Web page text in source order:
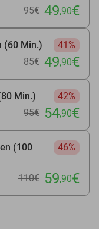
95€ 49,90€
(60 Min.)
41%
85€ 49,90€
Min.)
42%
95€ 54,90€
(100
46%
110€ 59,90€